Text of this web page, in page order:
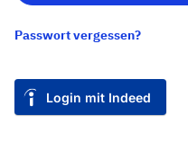
Passwort vergessen?
Login mit Indeed